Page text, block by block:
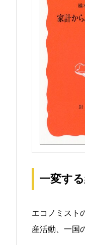
一変す
エコノミスト
産活動、一国